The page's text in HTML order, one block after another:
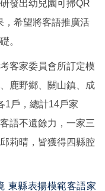
發出幼兒園可掃QR
，希望將客語推廣活
。
客家委員會所訂定模
鹿野鄉、關山鎮、成
1戶，總計14戶家
語不遺餘力，一家三
莉晴，皆獲得四縣腔
東縣表揚模範客語家